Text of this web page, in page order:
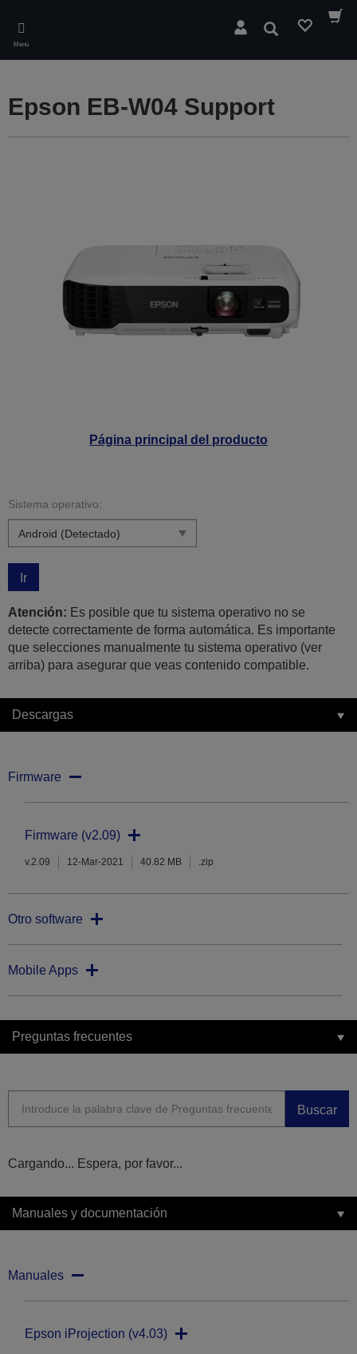
main
content
Menú
Buscar
Página principal del producto
Epson EB-W04 Support
Sistema operativo:
Ir
Atención: Es posible que tu sistema operativo no se
detecte correctamente de forma automática. Es importante
que selecciones manualmente tu sistema operativo (ver
arriba) para asegurar que veas contenido compatible.
Descargas
Firmware
Firmware (v2.09)
v.2.09 12-Mar-2021 40.82 MB .zip
Otro software
Mobile Apps
Preguntas frecuentes
Buscar
Cargando... Espera, por favor...
Manuales y documentación
Manuales
Epson iProjection (v4.03)